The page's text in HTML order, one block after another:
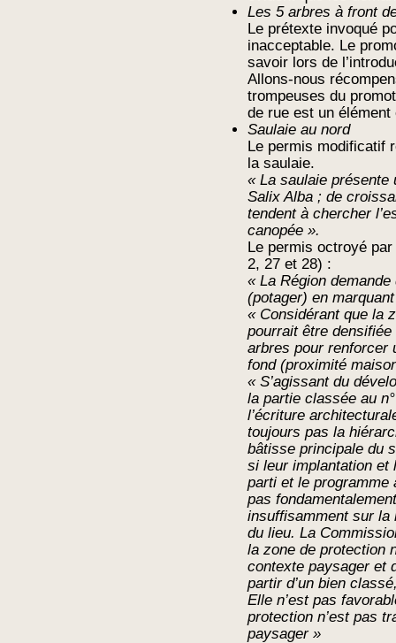
Les 5 arbres à front
Le prétexte invoqué
inacceptable. Le
savoir lors de
Allons-nous
trompeuses du
de rue est un
Saulaie au nord
Le permis modificatif
la saulaie.
« La saulaie présente
Salix Alba ; de
tendent à chercher
canopée ».
Le permis octroyé
2, 27 et 28) :
« La Région
(potager) en
« Considérant que la
pourrait être
arbres pour renforcer
fond (proximité
« S’agissant du
la partie classée au
l’écriture
toujours pas la
bâtisse principale du
si leur implantation et
parti et le programme
pas
insuffisamment sur la
du lieu. La
la zone de protection
contexte paysager et
partir d’un bien
Elle n’est pas
protection n’est pas
paysager »